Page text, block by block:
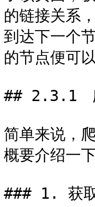
的链接关系
到达下一个
的节点便可
## 2.3.1　
简单来说，
概要介绍一下
### 1. 获